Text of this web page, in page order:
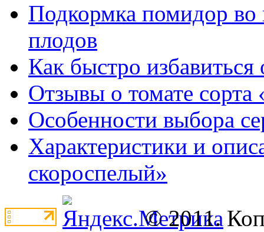
Подкормка помидор во
плодов
Как быстро избавиться
Отзывы о томате сорта
Особенности выбора
Характеристики и
скороспелый»
© 2011.